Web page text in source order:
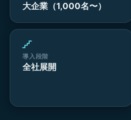
大企業（1,000名〜）
導入段階
全社展開